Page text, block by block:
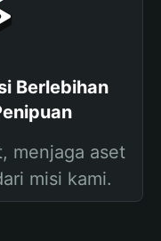
Berlebihan
menjaga aset
misi kami.